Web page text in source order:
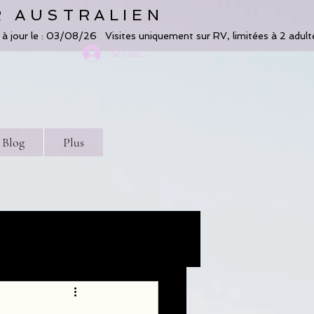
AUSTRALIEN
Blog Plus
Se connecter